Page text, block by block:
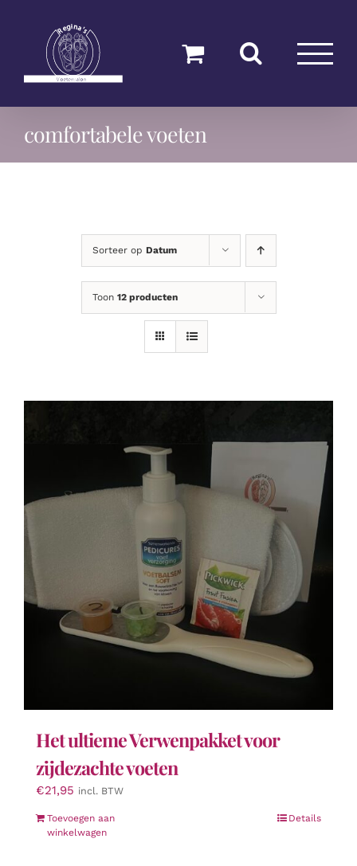
comfortabele voeten
Sorteer op Datum
Toon 12 producten
Het ultieme Verwenpakket voor
zijdezachte voeten
€21,95 incl. BTW
Toevoegen aan
winkelwagen
Details